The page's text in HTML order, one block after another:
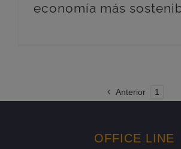
economía más
Anterior 1
OFFICE LINE